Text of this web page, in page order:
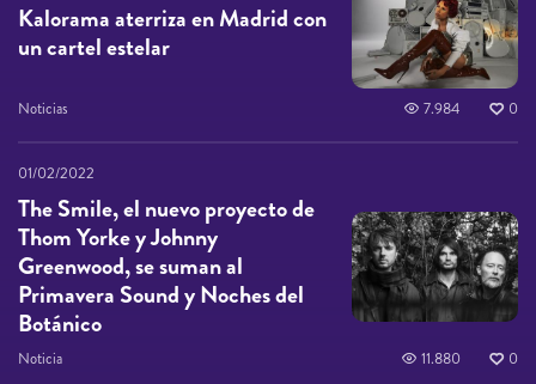
Kalorama aterriza en Madrid con
un cartel estelar
Noticias 7.984 0
01/02/2022
The Smile, el nuevo proyecto de
Thom Yorke y Johnny
Greenwood, se suman al
Primavera Sound y Noches del
Botánico
Noticia 11.880 0